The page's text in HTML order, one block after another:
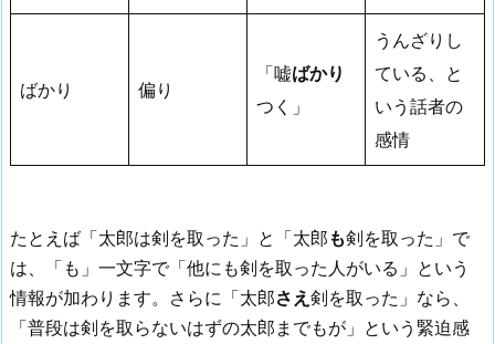
ばかり 偏り
「嘘ばかり
つく」
うんざりし
ている、と
いう話者の
感情
たとえば「太郎は剣を取った」と「太郎 も剣を取った」で
は、「も」一文字で「他にも剣を取った人がいる」という
情報が加わります。さらに「太郎さえ 剣を取った」なら、
「普段は剣を取らないはずの太郎までもが」という緊迫感